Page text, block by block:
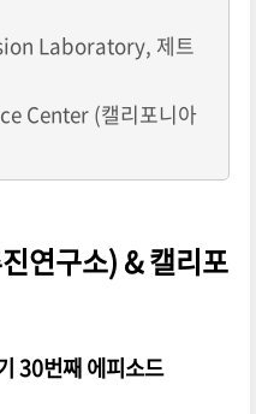
Laboratory, 제트
Center (캘리포니아
연구소) & 캘리포
30번째 에피소드